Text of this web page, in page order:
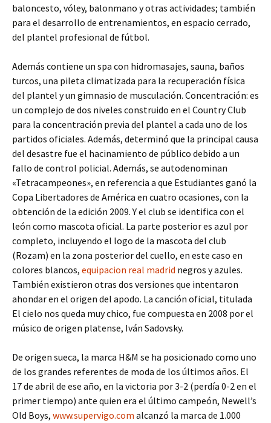
baloncesto, vóley, balonmano y otras actividades; también
para el desarrollo de entrenamientos, en espacio cerrado,
del plantel profesional de fútbol.
Además contiene un spa con hidromasajes, sauna, baños
turcos, una pileta climatizada para la recuperación física
del plantel y un gimnasio de musculación. Concentración: es
un complejo de dos niveles construido en el Country Club
para la concentración previa del plantel a cada uno de los
partidos oficiales. Además, determinó que la principal causa
del desastre fue el hacinamiento de público debido a un
fallo de control policial. Además, se autodenominan
«Tetracampeones», en referencia a que Estudiantes ganó la
Copa Libertadores de América en cuatro ocasiones, con la
obtención de la edición 2009. Y el club se identifica con el
león como mascota oficial. La parte posterior es azul por
completo, incluyendo el logo de la mascota del club
(Rozam) en la zona posterior del cuello, en este caso en
colores blancos, equipacion real madrid negros y azules.
También existieron otras dos versiones que intentaron
ahondar en el origen del apodo. La canción oficial, titulada
El cielo nos queda muy chico, fue compuesta en 2008 por el
músico de origen platense, Iván Sadovsky.
De origen sueca, la marca H&M se ha posicionado como uno
de los grandes referentes de moda de los últimos años. El
17 de abril de ese año, en la victoria por 3-2 (perdía 0-2 en el
primer tiempo) ante quien era el último campeón, Newell’s
Old Boys, www.supervigo.com alcanzó la marca de 1.000